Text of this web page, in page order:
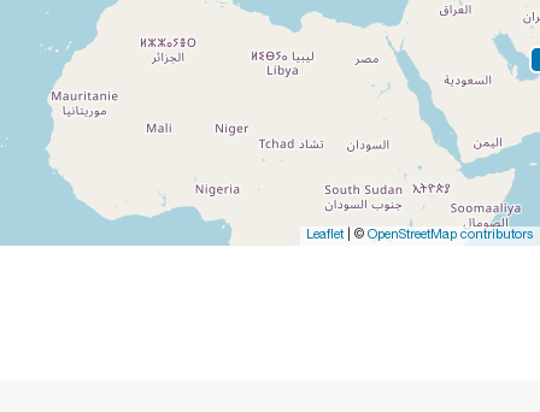
Leaflet| © OpenStreetMap contributors